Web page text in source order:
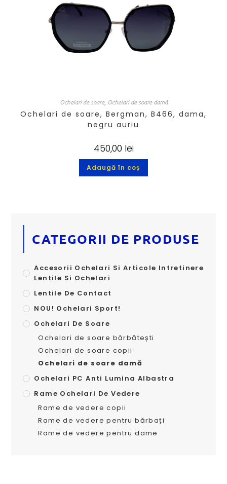
Ochelari de soare, Ochelari de soare damă
Ochelari de soare, Bergman, B466, dama,
negru auriu
450,00 lei
Adaugă în coș
CATEGORII DE PRODUSE
Accesorii Ochelari Si Articole Intretinere
Lentile Si Ochelari
Lentile De Contact
NOU! Ochelari Sport!
Ochelari De Soare
Ochelari de soare bărbătești
Ochelari de soare copii
Ochelari de soare damă
Ochelari PC Anti Lumina Albastra
Rame Ochelari De Vedere
Rame de vedere copii
Rame de vedere pentru bărbați
Rame de vedere pentru dame